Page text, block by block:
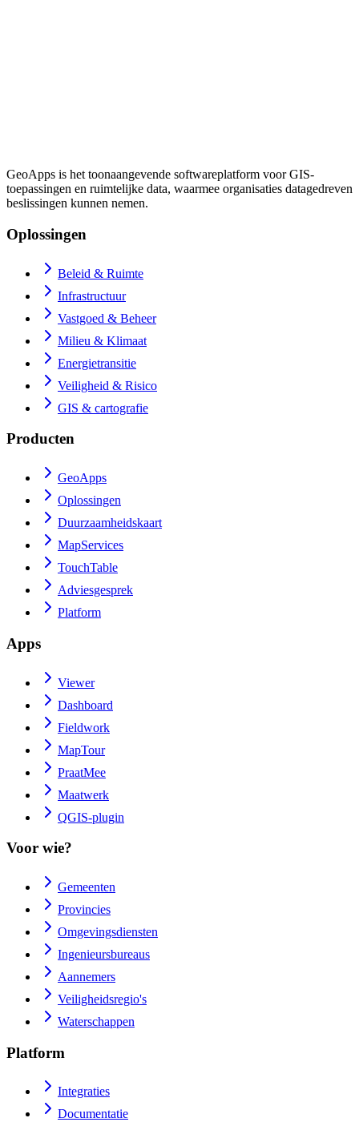
GeoApps is het toonaangevende softwareplatform voor GIS-
toepassingen en ruimtelijke data, waarmee organisaties datagedreven
beslissingen kunnen nemen.
Oplossingen
Beleid & Ruimte
Infrastructuur
Vastgoed & Beheer
Milieu & Klimaat
Energietransitie
Veiligheid & Risico
GIS & cartografie
Producten
GeoApps
Oplossingen
Duurzaamheidskaart
MapServices
TouchTable
Adviesgesprek
Platform
Apps
Viewer
Dashboard
Fieldwork
MapTour
PraatMee
Maatwerk
QGIS-plugin
Voor wie?
Gemeenten
Provincies
Omgevingsdiensten
Ingenieursbureaus
Aannemers
Veiligheidsregio's
Waterschappen
Platform
Integraties
Documentatie